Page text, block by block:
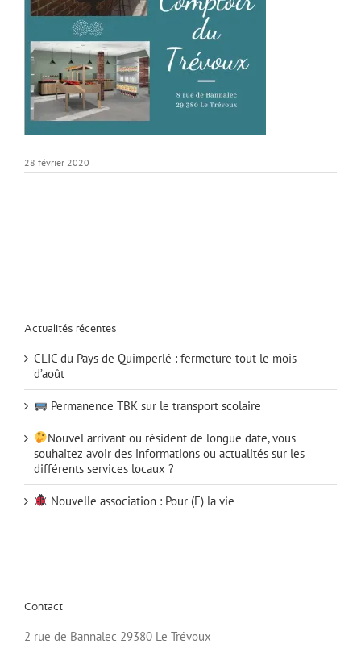
28 février 2020
Actualités récentes
CLIC du Pays de Quimperlé : fermeture tout le mois
d’août
Permanence TBK sur le transport scolaire
Nouvel arrivant ou résident de longue date, vous
souhaitez avoir des informations ou actualités sur les
différents services locaux ?
Nouvelle association : Pour (F) la vie
Contact
2 rue de Bannalec 29380 Le Trévoux